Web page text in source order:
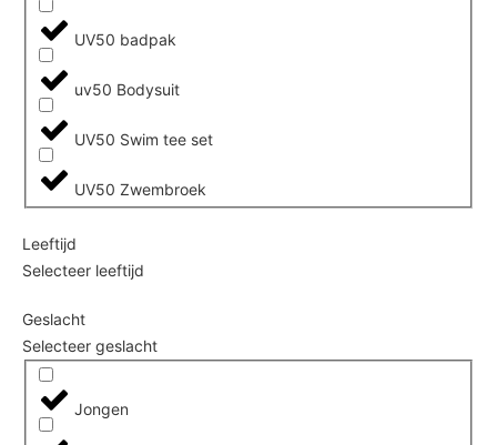
UV50 badpak
uv50 Bodysuit
UV50 Swim tee set
UV50 Zwembroek
Leeftijd
Selecteer leeftijd
Geslacht
Selecteer geslacht
Jongen